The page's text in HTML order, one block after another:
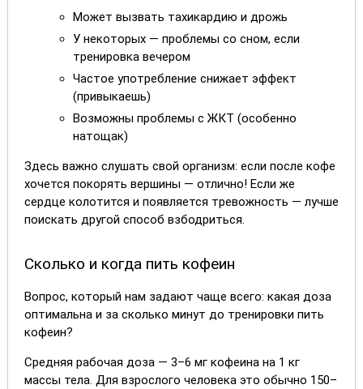
Может вызвать тахикардию и дрожь
У некоторых — проблемы со сном, если
тренировка вечером
Частое употребление снижает эффект
(привыкаешь)
Возможны проблемы с ЖКТ (особенно
натощак)
Здесь важно слушать свой организм: если после кофе
хочется покорять вершины — отлично! Если же
сердце колотится и появляется тревожность — лучше
поискать другой способ взбодриться.
Сколько и когда пить кофеин
Вопрос, который нам задают чаще всего: какая доза
оптимальна и за сколько минут до тренировки пить
кофеин?
Средняя рабочая доза — 3–6 мг кофеина на 1 кг
массы тела. Для взрослого человека это обычно 150–